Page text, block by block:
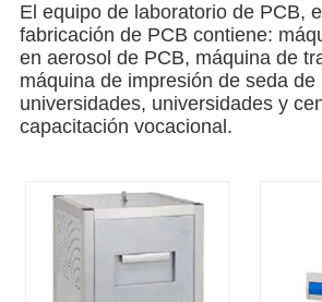
El equipo de laboratorio de PCB,
fabricación de PCB contiene:
en aerosol de PCB, máquina de
máquina de impresión de seda de
universidades, universidades y
capacitación vocacional.